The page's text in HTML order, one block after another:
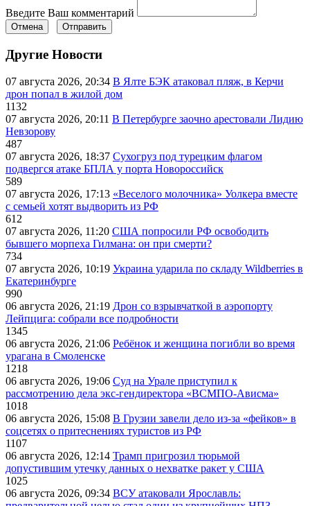
Введите Ваш комментарий
Отмена Отправить
Другие Новости
07 августа 2026, 20:34 В Ялте БЭК атаковал пляж, в Керчи
дрон попал в жилой дом
1132
07 августа 2026, 20:11 В Петербурге заочно арестовали Лидию
Невзорову
487
07 августа 2026, 18:37 Сухогруз под турецким флагом
подвергся атаке БПЛА у порта Новороссийск
589
07 августа 2026, 17:13 «Веселого молочника» Уолкера вместе
с семьей хотят выдворить из РФ
612
07 августа 2026, 11:20 США попросили РФ освободить
бывшего морпеха Гилмана: он при смерти?
734
07 августа 2026, 10:19 Украина ударила по складу Wildberries в
Екатеринбурге
990
06 августа 2026, 21:19 Дрон со взрывчаткой в аэропорту
Лейпцига: собрали все подробности
1345
06 августа 2026, 21:06 Ребёнок и женщина погибли во время
урагана в Смоленске
1218
06 августа 2026, 19:06 Суд на Урале приступил к
рассмотрению дела экс-гендиректора «ВСМПО-Ависма»
1018
06 августа 2026, 15:08 В Грузии завели дело из-за «фейков» в
соцсетях о притеснениях туристов из РФ
1107
06 августа 2026, 12:14 Трамп пригрозил тюрьмой
допустившим утечку данных о нехватке ракет у США
1025
06 августа 2026, 09:34 ВСУ атаковали Ярославль: